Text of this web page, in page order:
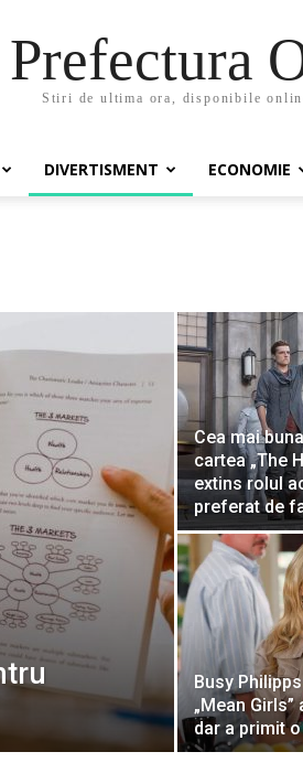
Prefectura
Stiri de ultima ora, disponibile
DIVERTISMENT ECONOMIE
Cea mai
cartea „The
extins rolul
preferat de
Busy
„Mean
dar a primit